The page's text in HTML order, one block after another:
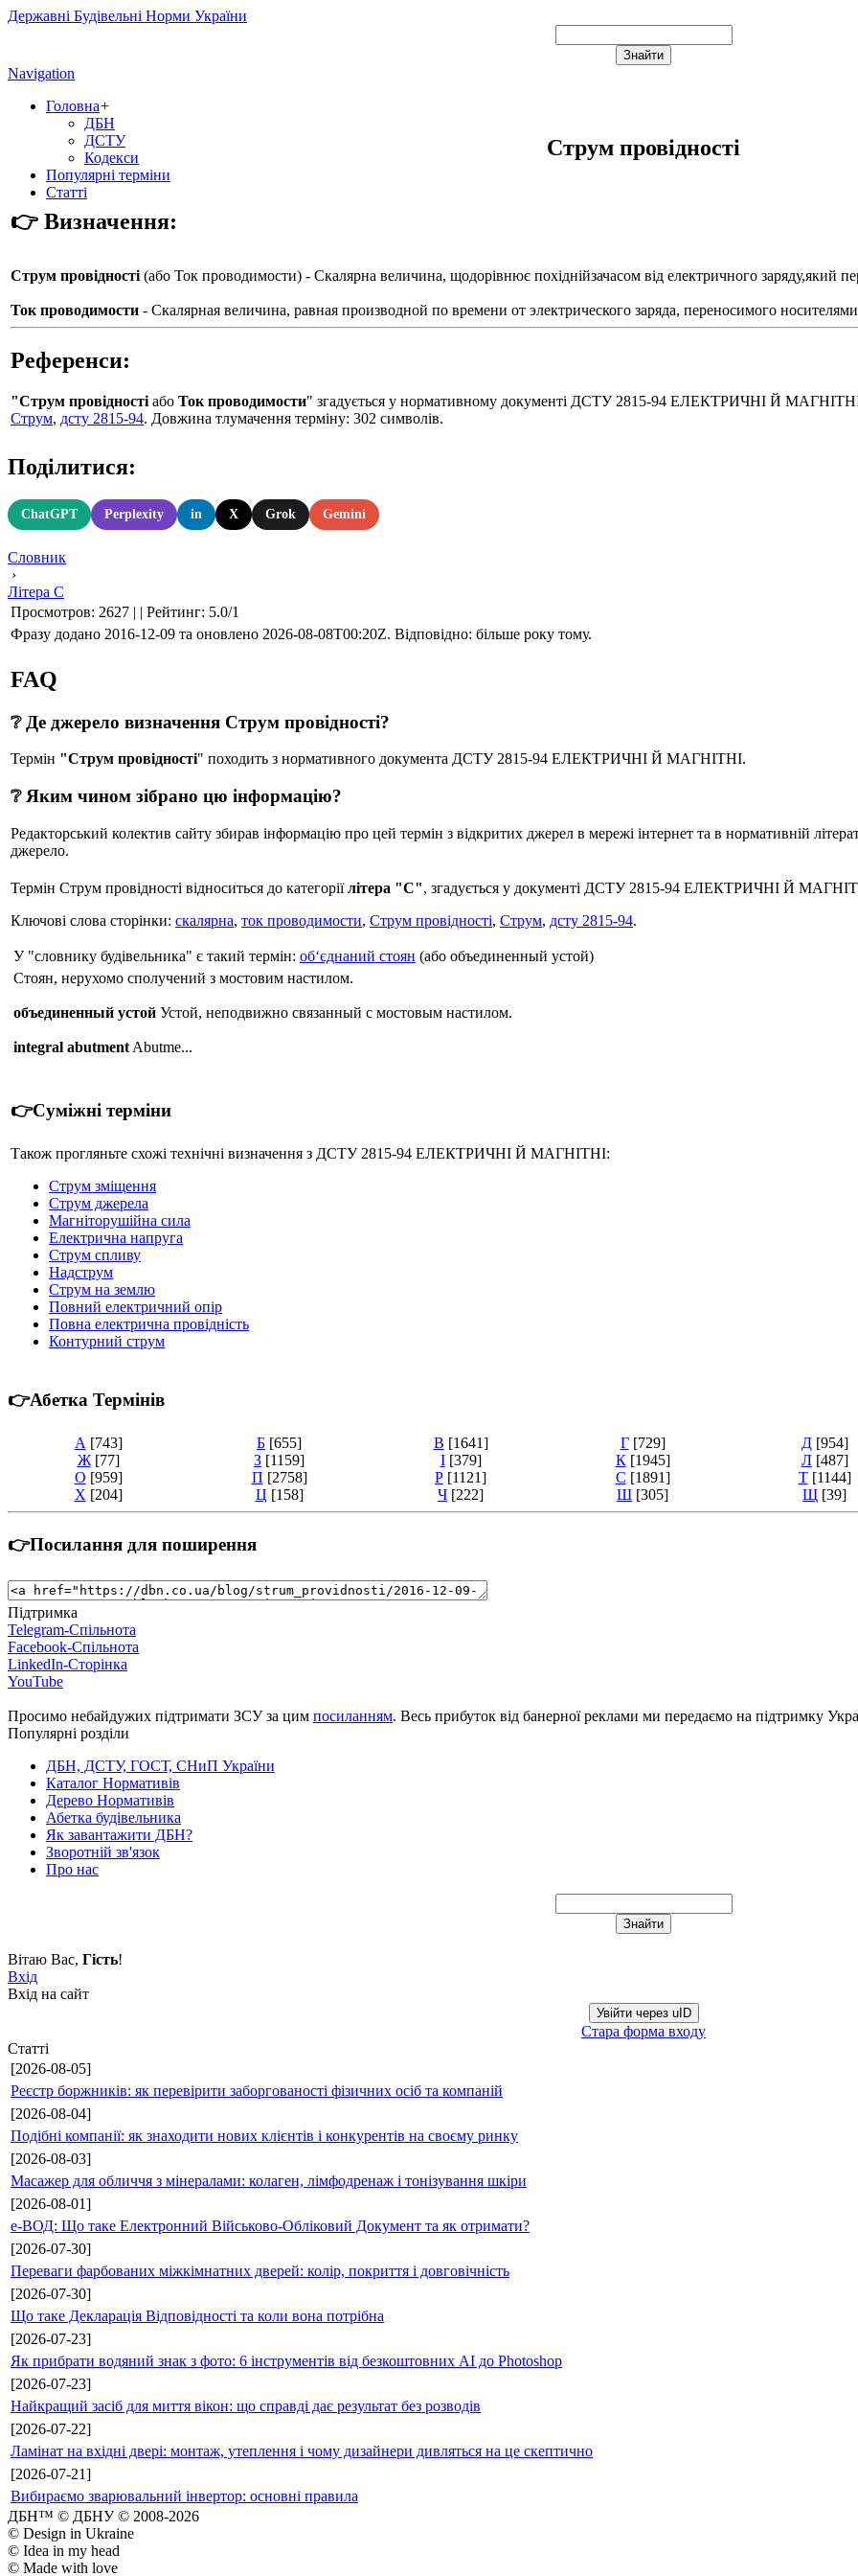
Державні Будівельні Норми України
Navigation
Головна+
ДБН
ДСТУ
Кодекси
Популярні терміни
Статті
Струм провідності
👉 Визначення:
Струм провідності (або Ток проводимости) - Скалярна величина, щодорівнює похіднійзачасом від електричного заряду,який
Ток проводимости - Скалярная величина, равная производной по времени от электрического заряда, переносимого
Референси:
"Струм провідності або Ток проводимости" згадується у нормативному документі ДСТУ 2815-94 ЕЛЕКТРИЧНІ Й
Струм, дсту 2815-94. Довжина тлумачення терміну: 302 символів.
Поділитися:
ChatGPT Perplexity in X Grok Gemini
Словник
›
Літера С
Просмотров: 2627 | | Рейтинг: 5.0/1
Фразу додано 2016-12-09 та оновлено 2026-08-08T00:20Z. Відповідно: більше року тому.
FAQ
❔ Де джерело визначення Струм провідності?
Термін "Струм провідності" походить з нормативного документа ДСТУ 2815-94 ЕЛЕКТРИЧНІ Й МАГНІТНІ.
❔ Яким чином зібрано цю інформацію?
Редакторський колектив сайту збирав інформацію про цей термін з відкритих джерел в мережі інтернет та в нормативній
джерело.
Термін Струм провідності відноситься до категоріїлітера "С", згадується у документі ДСТУ 2815-94 ЕЛЕКТРИЧНІ Й
Ключові слова сторінки: скалярна, ток проводимости, Струм провідності, Струм, дсту 2815-94.
У "словнику будівельника" є такий термін: об‘єднаний стоян (або объединенный устой)
Стоян, нерухомо сполучений з мостовим настилом.
объединенный устой Устой, неподвижно связанный с мостовым настилом.
integral abutment Abutme...
👉Суміжні терміни
Також прогляньте схожі технічні визначення з ДСТУ 2815-94 ЕЛЕКТРИЧНІ Й МАГНІТНІ:
Струм зміщення
Струм джерела
Магніторушійна сила
Електрична напруга
Струм спливу
Надструм
Струм на землю
Повний електричний опір
Повна електрична провідність
Контурний струм
👉Абетка Термінів
А [743] Б [655] В [1641] Г [729] Д [954]
Ж [77] З [1159] І [379] К [1945] Л [487]
О [959] П [2758] Р [1121] С [1891] Т [1144]
Х [204] Ц [158] Ч [222] Ш [305] Щ [39]
👉Посилання для поширення
Підтримка
Telegram-Спільнота
Facebook-Спільнота
LinkedIn-Сторінка
YouTube
Просимо небайдужих підтримати ЗСУ за цим посиланням. Весь прибуток від банерної реклами ми передаємо на підтримку
Популярні розділи
ДБН, ДСТУ, ГОСТ, СНиП України
Каталог Нормативів
Дерево Нормативів
Абетка будівельника
Як завантажити ДБН?
Зворотній зв'язок
Про нас
Вітаю Вас, Гість!
Вхід
Вхід на сайт
Увійти через uID
Стара форма входу
Статті
[2026-08-05]
Реєстр боржників: як перевірити заборгованості фізичних осіб та компаній
[2026-08-04]
Подібні компанії: як знаходити нових клієнтів і конкурентів на своєму ринку
[2026-08-03]
Масажер для обличчя з мінералами: колаген, лімфодренаж і тонізування шкіри
[2026-08-01]
е-ВОД: Що таке Електронний Військово-Обліковий Документ та як отримати?
[2026-07-30]
Переваги фарбованих міжкімнатних дверей: колір, покриття і довговічність
[2026-07-30]
Що таке Декларація Відповідності та коли вона потрібна
[2026-07-23]
Як прибрати водяний знак з фото: 6 інструментів від безкоштовних AI до Photoshop
[2026-07-23]
Найкращий засіб для миття вікон: що справді дає результат без розводів
[2026-07-22]
Ламінат на вхідні двері: монтаж, утеплення і чому дизайнери дивляться на це скептично
[2026-07-21]
Вибираємо зварювальний інвертор: основні правила
ДБН™ © ДБНУ © 2008-2026
© Design in Ukraine
© Idea in my head
© Made with love